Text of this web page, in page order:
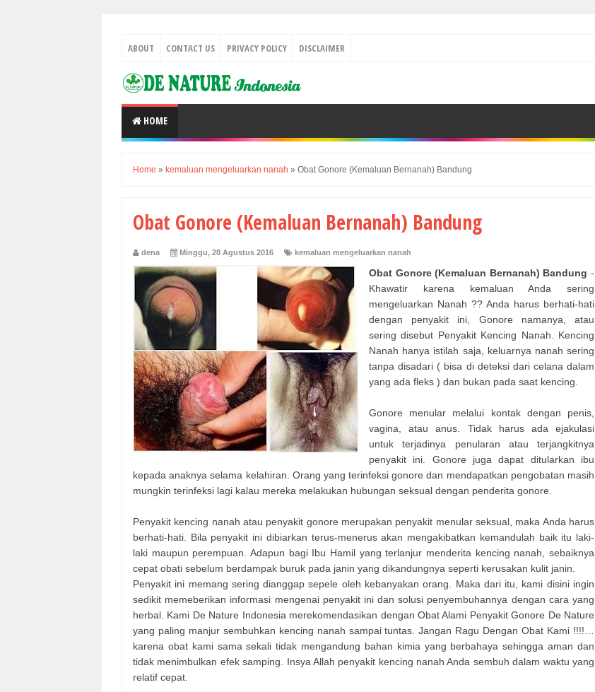
ABOUT CONTACT US PRIVACY POLICY DISCLAIMER
HOME
Home » kemaluan mengeluarkan nanah » Obat Gonore (Kemaluan Bernanah) Bandung
Obat Gonore (Kemaluan Bernanah) Bandung
dena Minggu, 28 Agustus 2016 kemaluan mengeluarkan nanah
Obat Gonore (Kemaluan Bernanah) Bandung -
Khawatir karena kemaluan Anda sering
mengeluarkan Nanah ?? Anda harus berhati-hati
dengan penyakit ini, Gonore namanya, atau
sering disebut Penyakit Kencing Nanah. Kencing
Nanah hanya istilah saja, keluarnya nanah sering
tanpa disadari ( bisa di deteksi dari celana dalam
yang ada fleks ) dan bukan pada saat kencing.
Gonore menular melalui kontak dengan penis,
vagina, atau anus. Tidak harus ada ejakulasi
untuk terjadinya penularan atau terjangkitnya
penyakit ini. Gonore juga dapat ditularkan ibu
kepada anaknya selama kelahiran. Orang yang terinfeksi gonore dan mendapatkan pengobatan masih
mungkin terinfeksi lagi kalau mereka melakukan hubungan seksual dengan penderita gonore.
Penyakit kencing nanah atau penyakit gonore merupakan penyakit menular seksual, maka Anda harus
berhati-hati. Bila penyakit ini dibiarkan terus-menerus akan mengakibatkan kemandulah baik itu laki-
laki maupun perempuan. Adapun bagi Ibu Hamil yang terlanjur menderita kencing nanah, sebaiknya
cepat obati sebelum berdampak buruk pada janin yang dikandungnya seperti kerusakan kulit janin.
Penyakit ini memang sering dianggap sepele oleh kebanyakan orang. Maka dari itu, kami disini ingin
sedikit memeberikan informasi mengenai penyakit ini dan solusi penyembuhannya dengan cara yang
herbal. Kami De Nature Indonesia merekomendasikan dengan Obat Alami Penyakit Gonore De Nature
yang paling manjur sembuhkan kencing nanah sampai tuntas. Jangan Ragu Dengan Obat Kami !!!!…
karena obat kami sama sekali tidak mengandung bahan kimia yang berbahaya sehingga aman dan
tidak menimbulkan efek samping. Insya Allah penyakit kencing nanah Anda sembuh dalam waktu yang
relatif cepat.